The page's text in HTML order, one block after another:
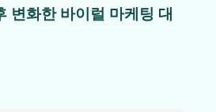
변화한 바이럴 마케팅 대